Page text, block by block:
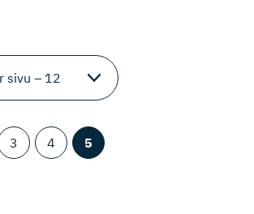
3 4 5